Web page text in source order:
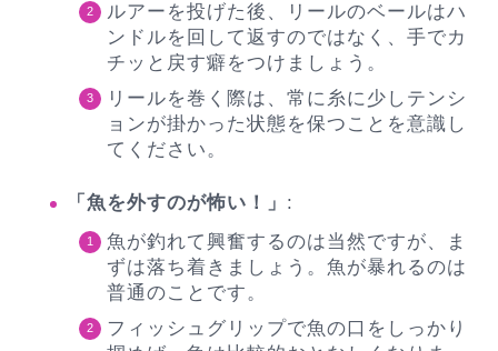
ルアーを投げた後、リールのベールはハ
ンドルを回して返すのではなく、手でカ
チッと戻す癖をつけましょう。
リールを巻く際は、常に糸に少しテンシ
ョンが掛かった状態を保つことを意識し
てください。
「魚を外すのが怖い！」 :
魚が釣れて興奮するのは当然ですが、ま
ずは落ち着きましょう。魚が暴れるのは
普通のことです。
フィッシュグリップで魚の口をしっかり